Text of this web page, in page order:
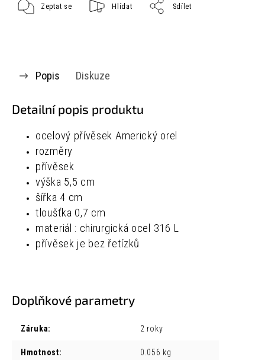
Zeptat se Hlídat Sdílet
Popis Diskuze
Detailní popis produktu
ocelový přívěsek Americký orel
rozměry
přívěsek
výška 5,5 cm
šířka 4 cm
tloušťka 0,7 cm
materiál : chirurgická ocel 316 L
přívěsek je bez řetízků
Doplňkové parametry
Záruka: 2 roky
Hmotnost: 0.056 kg